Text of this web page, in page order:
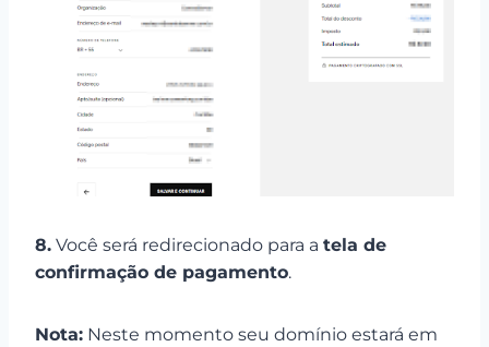
8. Você será redirecionado para a tela de
confirmação de pagamento.
Nota: Neste momento seu domínio estará em